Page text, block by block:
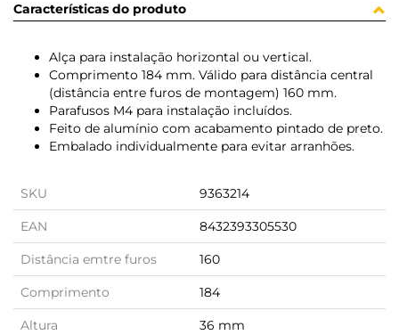
Características do produto
Alça para instalação horizontal ou vertical.
Comprimento 184 mm. Válido para distância central
(distância entre furos de montagem) 160 mm.
Parafusos M4 para instalação incluídos.
Feito de alumínio com acabamento pintado de preto.
Embalado individualmente para evitar arranhões.
SKU 9363214
EAN 8432393305530
Distância emtre furos 160
Comprimento 184
Altura 36 mm